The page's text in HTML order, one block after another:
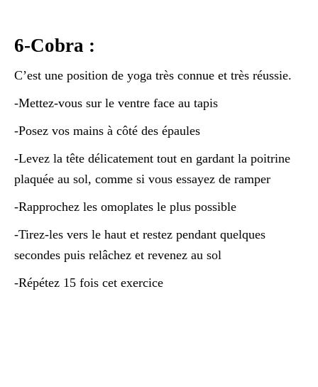
6-Cobra :
C’est une position de yoga très connue et très réussie.
-Mettez-vous sur le ventre face au tapis
-Posez vos mains à côté des épaules
-Levez la tête délicatement tout en gardant la poitrine
plaquée au sol, comme si vous essayez de ramper
-Rapprochez les omoplates le plus possible
-Tirez-les vers le haut et restez pendant quelques
secondes puis relâchez et revenez au sol
-Répétez 15 fois cet exercice